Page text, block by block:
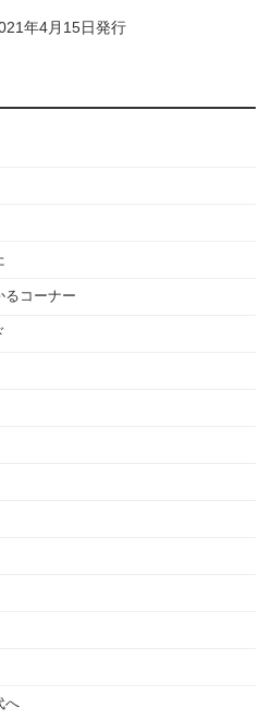
年4月15日発行
るコーナー
へ